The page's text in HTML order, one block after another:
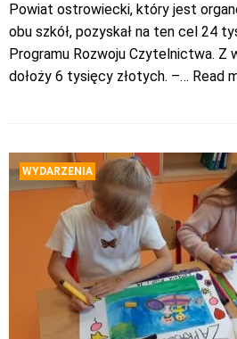
Powiat ostrowiecki, który jest
obu szkół, pozyskał na ten cel 24
Programu Rozwoju Czytelnictwa. Z
dołoży 6 tysięcy złotych. –… Read
WYDARZENIA